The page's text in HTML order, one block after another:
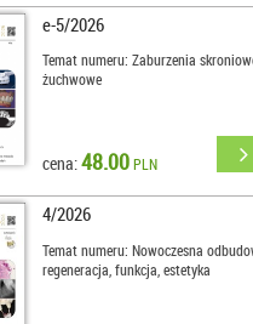
e-5/2026
Temat numeru: Zaburzenia
żuchwowe
cena:48.00PLN
4/2026
Temat numeru: Nowoczesna
regeneracja, funkcja, estetyka